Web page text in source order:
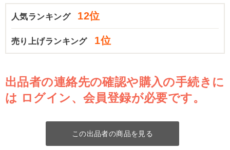
人気ランキング 12位
売り上げランキング 1位
出品者の連絡先の確認や購入の手続きに
は ログイン、会員登録が必要です。
この出品者の商品を見る